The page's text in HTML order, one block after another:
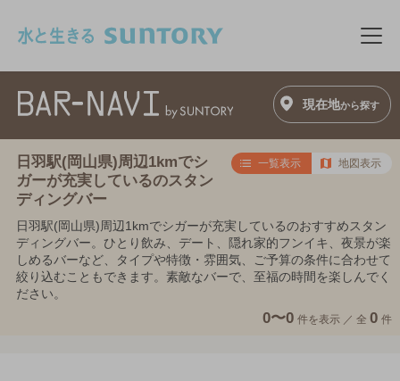
メ
現在地から探す
日羽駅(岡山県)周辺1kmでシ
ガーが充実しているのスタン
ディングバー
一覧表示 地図表示
日羽駅(岡山県)周辺1kmでシガーが充実しているのおすすめスタン
ディングバー。ひとり飲み、デート、隠れ家的フンイキ、夜景が楽
しめるバーなど、タイプや特徴・雰囲気、ご予算の条件に合わせて
絞り込むこともできます。素敵なバーで、至福の時間を楽しんでく
ださい。
0〜0 件を表示 ／ 全 0 件